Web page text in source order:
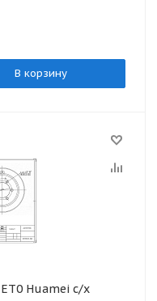
В корзину
Huamei с/х